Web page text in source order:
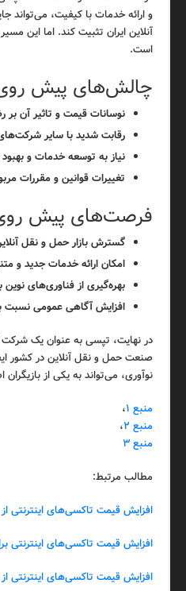
و ارائه خدمات با کیفیت، می‌تواند
آنلاین ایران تثبیت کند. اما این
است.
چالش‌های پیش
نوسانات قیمت و تاثیر آن بر
رقابت شدید با سایر
نیاز به توسعه خدمات و
تغییرات قوانین و مقررات
فرصت‌های پیش
گسترش بازار حمل و نقل
امکان ارائه خدمات جدید و
بهره‌گیری از فناوری‌های
افزایش آگاهی عمومی نسبت
در نهایت، تپسی به عنوان یک
صنعت حمل و نقل آنلاین در کشور
نوآوری، می‌تواند به یکی از
منبع ۱ ،
منبع ۲
،
منبع ۳
مطالب مرتبط:
افزایش قیمت تاکسی‌های اینترنتی
افزایش قیمت تاکسی‌های
افزایش قیمت تاکسی‌های اینترنتی